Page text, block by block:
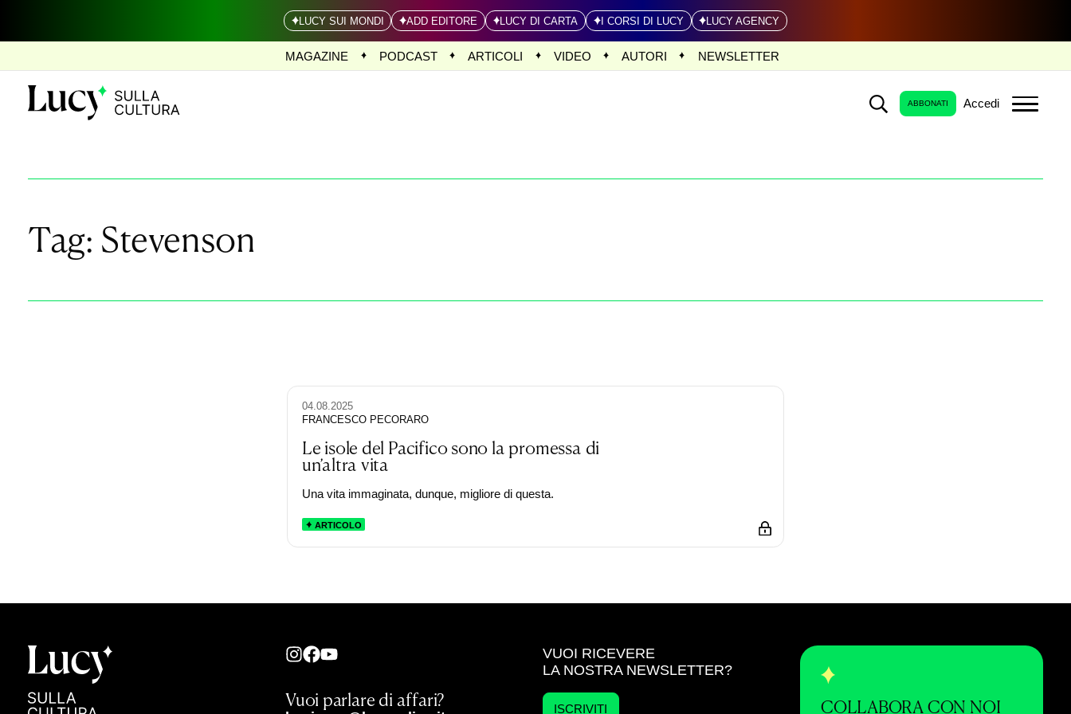
LUCY SUI MONDI ADD EDITORE LUCY DI CARTA I CORSI DI LUCY LUCY AGENCY
MAGAZINE PODCAST ARTICOLI VIDEO AUTORI NEWSLETTER
ABBONATI Accedi
Tag: Stevenson
04.08.2025
FRANCESCO PECORARO
Le isole del Pacifico sono la promessa di
un’altra vita
Una vita immaginata, dunque, migliore di questa.
ARTICOLO
Vuoi parlare di affari?
VUOI RICEVERE
LA NOSTRA NEWSLETTER?
ISCRIVITI COLLABORA CON NOI